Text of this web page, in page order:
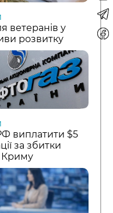
ветеранів у
розвитку
виплатити $5
за збитки
Криму